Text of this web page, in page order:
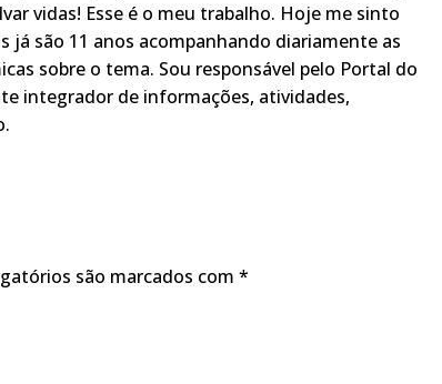
vidas! Esse é o meu trabalho. Hoje me sinto
já são 11 anos acompanhando diariamente as
sobre o tema. Sou responsável pelo Portal do
integrador de informações, atividades,
são marcados com *